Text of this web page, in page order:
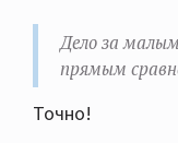
Дело за
прямым
Точно!